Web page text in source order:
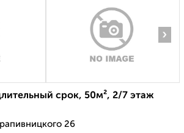
›
срок, 50м², 2/7 этаж
26